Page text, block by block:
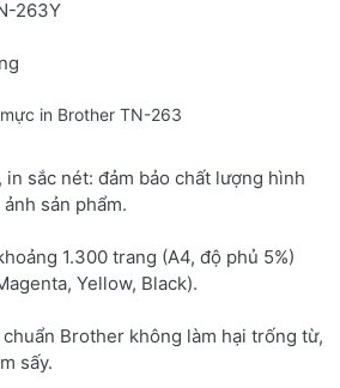
263Y
in Brother TN-263
in sắc nét: đảm bảo chất lượng hình
sản phẩm.
1.300 trang (A4, độ phủ 5%)
Yellow, Black).
chuẩn Brother không làm hại trống từ,
sấy.